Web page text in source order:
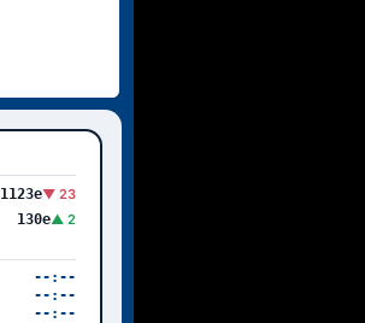
1123e▼ 23
130e▲ 2
--:--
--:--
--:--